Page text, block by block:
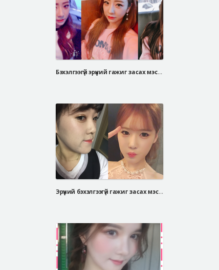
Бэхэлгээгүй эрүүний гажиг засах мэс засал, V-line дөрвөлжин эрүүний мэс засал
Эрүүний бэхэлгээгүй гажиг засах мэс засал, V хэлбэрийн эрүүний мэс засал